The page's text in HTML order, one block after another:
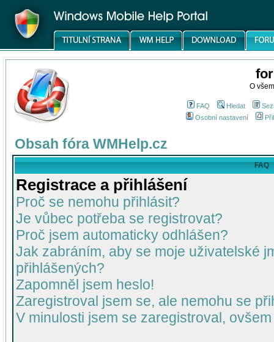
O
FAQ Hledat
Osobní nastavení
Obsah fóra WMHelp.cz
FAQ
Registrace a přihlášení
Proč se nemohu přihlásit?
Je vůbec potřeba se registrovat?
Proč jsem automaticky odhlášen?
Jak zabráním, aby se moje uživatelské
přihlášených?
Zapomněl jsem heslo!
Zaregistroval jsem se, ale nemohu se
V minulosti jsem se zaregistroval,